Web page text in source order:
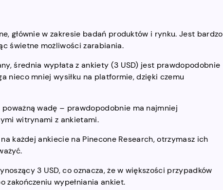
głównie w zakresie badań produktów i rynku. Jest bardzo
świetne możliwości zarabiania.
średnia wypłata z ankiety (3 USD) jest prawdopodobnie
nieco mniej wysiłku na platformie, dzięki czemu
wadę – prawdopodobnie ma najmniej
witrynami z ankietami.
każdej ankiecie na Pinecone Research, otrzymasz ich
3 USD, co oznacza, że w większości przypadków
zakończeniu wypełniania ankiet.